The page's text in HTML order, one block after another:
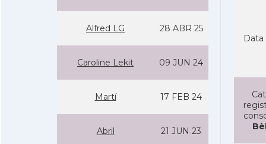
Alfred LG 28 ABR 25
Caroline Lekit 09 JUN 24
Martí­ 17 FEB 24
Abril 21 JUN 23
Data